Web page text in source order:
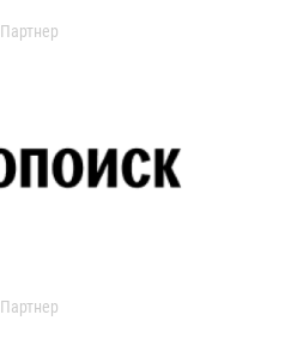
Партнер
Партнер